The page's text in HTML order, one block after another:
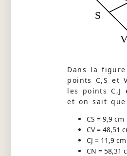
S
Dans la
points C,S et
les points C,J
et on sait
CS = 9,9 cm
CV = 48,51
CJ = 11,9 cm
CN = 58,31